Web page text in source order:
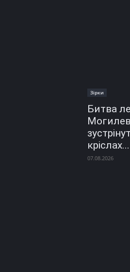
Зірки
Битва
кріслах...
07.08.2026